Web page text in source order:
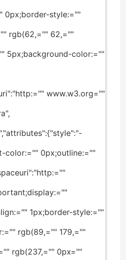
0px;border-style:=""
rgb(62,="" 62,=""
5px;background-color:=""
www.w3.org=""
color:="" 0px;outline:=""
1px;border-style:=""
rgb(89,="" 179,=""
rgb(237,="" 0px=""